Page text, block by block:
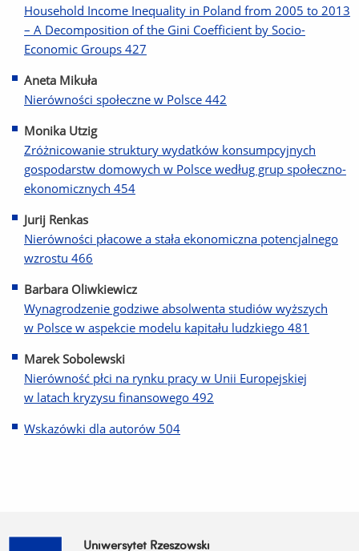
Household Income Inequality in Poland from 2005 to 2013
– A Decomposition of the Gini Coefficient by Socio-
Economic Groups 427
Aneta Mikuła
Nierówności społeczne w Polsce 442
Monika Utzig
Zróżnicowanie struktury wydatków konsumpcyjnych
gospodarstw domowych w Polsce według grup społeczno-
ekonomicznych 454
Jurij Renkas
Nierówności płacowe a stała ekonomiczna potencjalnego
wzrostu 466
Barbara Oliwkiewicz
Wynagrodzenie godziwe absolwenta studiów wyższych
w Polsce w aspekcie modelu kapitału ludzkiego 481
Marek Sobolewski
Nierówność płci na rynku pracy w Unii Europejskiej
w latach kryzysu finansowego 492
Wskazówki dla autorów 504
Uniwersytet Rzeszowski